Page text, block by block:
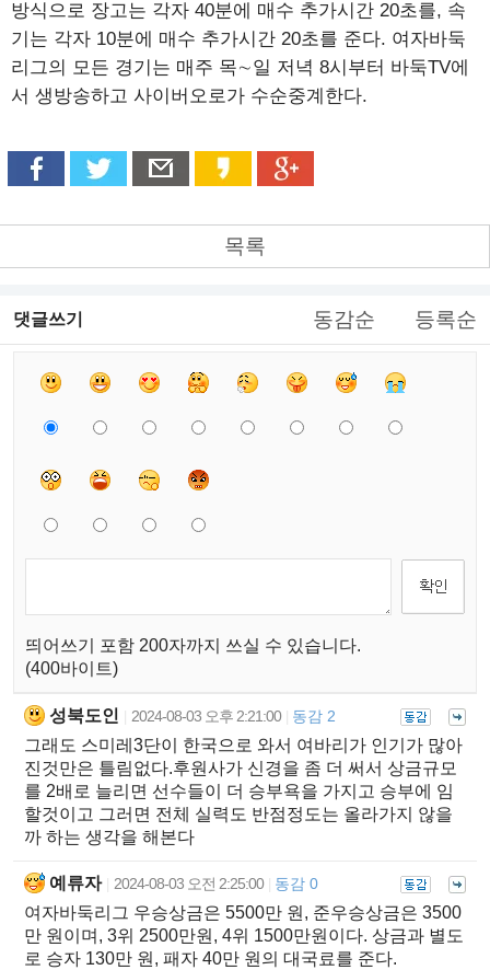
방식으로 장고는 각자 40분에 매수 추가시간 20초를, 속
기는 각자 10분에 매수 추가시간 20초를 준다. 여자바둑
리그의 모든 경기는 매주 목∼일 저녁 8시부터 바둑TV에
서 생방송하고 사이버오로가 수순중계한다.
목록
댓글쓰기 동감순 등록순
띄어쓰기 포함 200자까지 쓰실 수 있습니다.
(400바이트)
성북도인 2024-08-03 오후 2:21:00 동감 2
그래도 스미레3단이 한국으로 와서 여바리가 인기가 많아
진것만은 틀림없다.후원사가 신경을 좀 더 써서 상금규모
를 2배로 늘리면 선수들이 더 승부욕을 가지고 승부에 임
할것이고 그러면 전체 실력도 반점정도는 올라가지 않을
까 하는 생각을 해본다
예류자 2024-08-03 오전 2:25:00 동감 0
여자바둑리그 우승상금은 5500만 원, 준우승상금은 3500
만 원이며, 3위 2500만원, 4위 1500만원이다. 상금과 별도
로 승자 130만 원, 패자 40만 원의 대국료를 준다.